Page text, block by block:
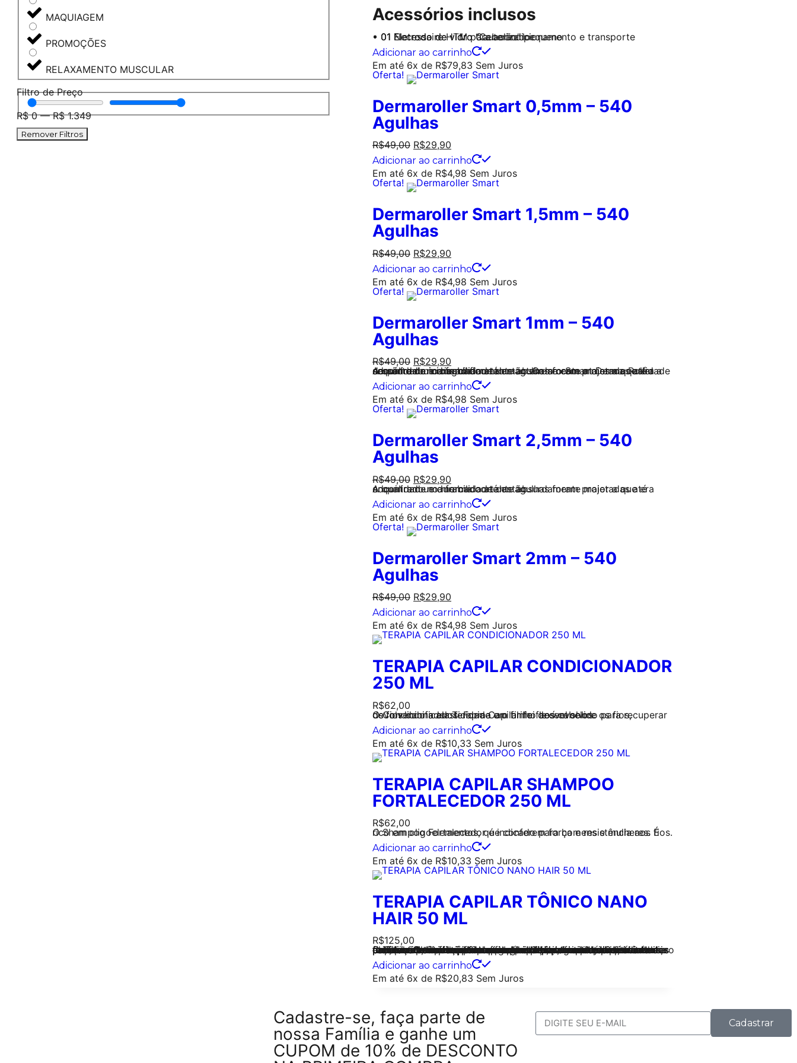
MAQUIAGEM
PROMOÇÕES
RELAXAMENTO MUSCULAR
Filtro de Preço
R$ 0—R$ 1.349
Remover Filtros
Acessórios inclusos
• 01 Eletrodo de vidro “Cebolão” pequeno
• 01 Eletrodo de vidro Cauterizador
• 01 Necessaire HTM para acondicionamento e transporte
Adicionar ao carrinho
Em até 6x de R$79,83 Sem Juros
Oferta!
Dermaroller Smart 0,5mm – 540
Agulhas
R$49,00 R$29,90
Adicionar ao carrinho
Em até 6x de R$4,98 Sem Juros
Oferta!
Dermaroller Smart 1,5mm – 540
Agulhas
R$49,00 R$29,90
Adicionar ao carrinho
Em até 6x de R$4,98 Sem Juros
Oferta!
Dermaroller Smart 1mm – 540
Agulhas
R$49,00 R$29,90
A qualidade e durabilidade das agulhas foram projetadas até adquirirem uma forma cortante absurdamente maior a que era encontrado no mercado até então. Com o Smart Derma Roller a sessão de microagulhamento mantem-se com a mesma qualidade de corte do inicio ao fim.
Adicionar ao carrinho
Em até 6x de R$4,98 Sem Juros
Oferta!
Dermaroller Smart 2,5mm – 540
Agulhas
R$49,00 R$29,90
A qualidade e durabilidade das agulhas foram projetadas até adquirirem uma forma cortante absurdamente maior a que era encontrado no mercado até então.
Adicionar ao carrinho
Em até 6x de R$4,98 Sem Juros
Oferta!
Dermaroller Smart 2mm – 540
Agulhas
R$49,00 R$29,90
Adicionar ao carrinho
Em até 6x de R$4,98 Sem Juros
TERAPIA CAPILAR CONDICIONADOR
250 ML
R$62,00
O Condicionador Terapia Capilar foi desenvolvido para recuperar os fios danificados. Forma um filme flexível sobre os fios, devolvendo a elasticidade e o brilho aos cabelos.
Adicionar ao carrinho
Em até 6x de R$10,33 Sem Juros
TERAPIA CAPILAR SHAMPOO
FORTALECEDOR 250 ML
R$62,00
O Shampoo Fortalecedor é indicado para homens e mulheres. É rico em oligoelementos, que conferem força e resistência aos fios.
Adicionar ao carrinho
Em até 6x de R$10,33 Sem Juros
TERAPIA CAPILAR TÔNICO NANO
HAIR 50 ML
R$125,00
O Tônico Nano Hair foi desenvolvido para um tratamento intensivo do crescimento de novos fios e redução da queda acentuada dos cabelos. Composto pelo o exclusivo Nanogrow que promove o crescimento e fixação dos fios no couro cabeludo. O ativo é uma exclusiva associação de aminoácidos, vitaminas e proteínas nanoencapsulada que que age na principal causa da queda de cabelos. O tônico reduz a queda e promove o crescimento dos fios, promove o espessamento dos fios enfraquecidos, além de fortalecer e nutrir os fios para que cresçam mais saudáveis e resistentes, diminuindo a quebra e deixando-os mais hidratados, macios e livres das pontas duplas. O tônico ainda diminui a oleosidade excessiva do couro cabeludo, auxiliando nos problemas decorrentes da caspa e da coceira. Além disso auxilia na fixação dos fios no couro cabeludo, deixando mais resistentes a queda. O tônico é dermatologicamente testado, com resultados positivos em apenas 2 meses de uso.
Adicionar ao carrinho
Em até 6x de R$20,83 Sem Juros
Cadastre-se, faça parte de
nossa Família e ganhe um
CUPOM de 10% de DESCONTO
Cadastrar